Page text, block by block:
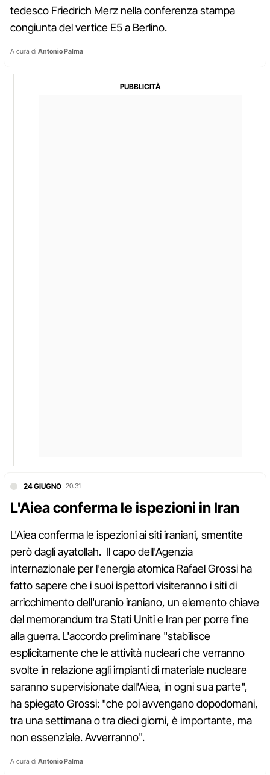
tedesco Friedrich Merz nella conferenza stampa
congiunta del vertice E5 a Berlino.
A cura di Antonio Palma
24 GIUGNO 20:31
L'Aiea conferma le ispezioni in Iran
L'Aiea conferma le ispezioni ai siti iraniani, smentite
però dagli ayatollah. Il capo dell'Agenzia
internazionale per l'energia atomica Rafael Grossi ha
fatto sapere che i suoi ispettori visiteranno i siti di
arricchimento dell'uranio iraniano, un elemento chiave
del memorandum tra Stati Uniti e Iran per porre fine
alla guerra. L'accordo preliminare "stabilisce
esplicitamente che le attività nucleari che verranno
svolte in relazione agli impianti di materiale nucleare
saranno supervisionate dall'Aiea, in ogni sua parte",
ha spiegato Grossi: "che poi avvengano dopodomani,
tra una settimana o tra dieci giorni, è importante, ma
non essenziale. Avverranno".
A cura di Antonio Palma